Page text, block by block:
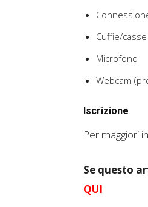
Cuffie/casse
Microfono
Webcam
Iscrizione
Per maggiori
Se questo
QUI